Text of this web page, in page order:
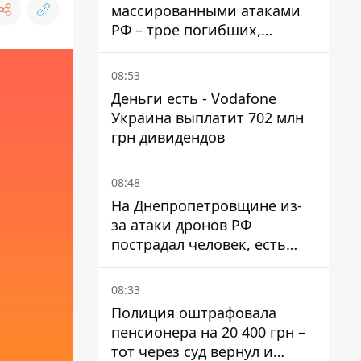
массированными атаками
РФ – трое погибших,
четверо раненых
08:53
Деньги есть - Vodafone
Украина выплатит 702 млн
грн дивидендов
08:48
На Днепропетровщине из-
за атаки дронов РФ
пострадал человек, есть
пожары и повреждения
08:33
Полиция оштрафовала
пенсионера на 20 400 грн –
тот через суд вернул и